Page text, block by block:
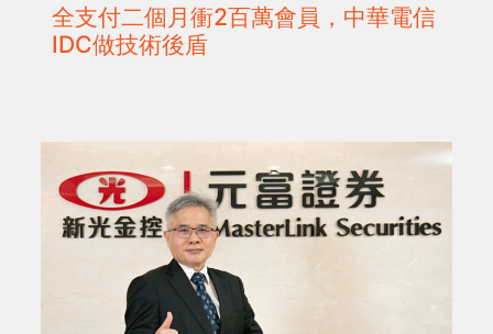
全支付二個月衝2百萬會員，中華電信
IDC做技術後盾